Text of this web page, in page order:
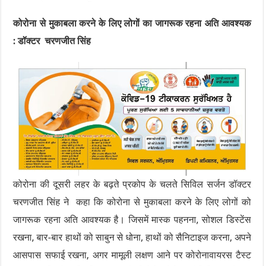
कोरोना से मुकाबला करने के लिए लोगों का जागरूक रहना अति आवश्यक
: डॉक्टर चरणजीत सिंह
कोरोना की दूसरी लहर के बढ़ते प्रकोप के चलते सिविल सर्जन डॉक्टर
चरणजीत सिंह ने कहा कि कोरोना से मुकाबला करने के लिए लोगों को
जागरूक रहना अति आवश्यक है। जिसमें मास्क पहनना, सोशल डिस्टेंस
रखना, बार-बार हाथों को साबुन से धोना, हाथों को सैनिटाइज करना, अपने
आसपास सफाई रखना, अगर मामूली लक्षण आने पर कोरोनावायरस टैस्ट